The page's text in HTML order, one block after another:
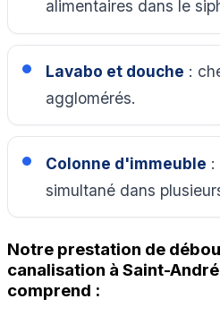
alimentaires dans le
Lavabo et douche :
agglomérés.
Colonne d'immeuble :
simultané dans
Notre prestation de
canalisation à Saint-
comprend :